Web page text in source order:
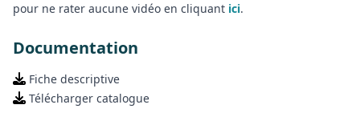
pour ne rater aucune vidéo en cliquant ici.
Documentation
Fiche descriptive
Télécharger catalogue